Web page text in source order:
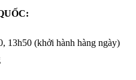
13h50 (khởi hành hàng ngày)